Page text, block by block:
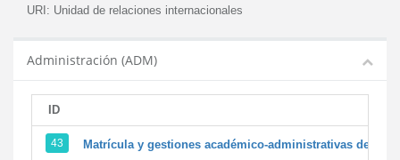
URI: Unidad de relaciones internacionales
Administración (ADM)
ID
43 Matrícula y gestiones académico-administrativas de la